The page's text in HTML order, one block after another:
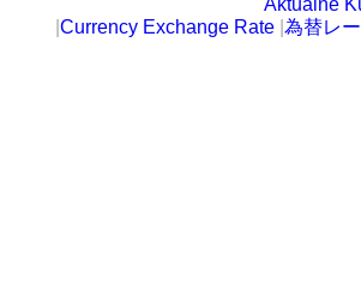
Currency Exchange Rate 為替レ